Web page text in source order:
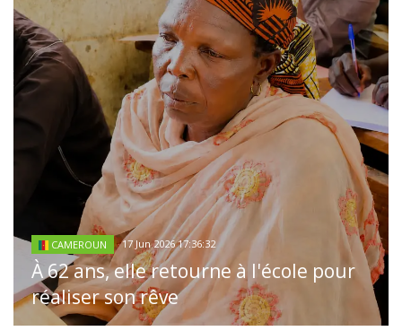
CAMEROUN 17 Jun 2026 17:36:32
À 62 ans, elle retourne à l'école pour
réaliser son rêve